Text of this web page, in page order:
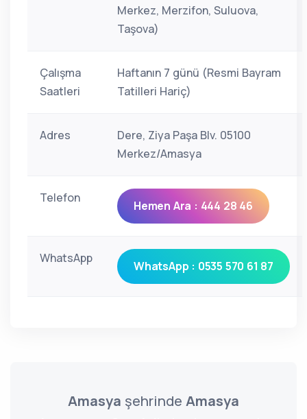
Merkez, Merzifon, Suluova,
Taşova)
Çalışma
Saatleri
Haftanın 7 günü (Resmi Bayram
Tatilleri Hariç)
Adres
Dere, Ziya Paşa Blv. 05100
Merkez/Amasya
Telefon
Hemen Ara : 444 28 46
WhatsApp
WhatsApp : 0535 570 61 87
Amasya şehrinde Amasya